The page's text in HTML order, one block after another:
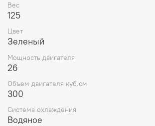
Вес
125
Цвет
Зеленый
Мощность двигателя
26
Объем двигателя куб.см
300
Система охлаждения
Водяное